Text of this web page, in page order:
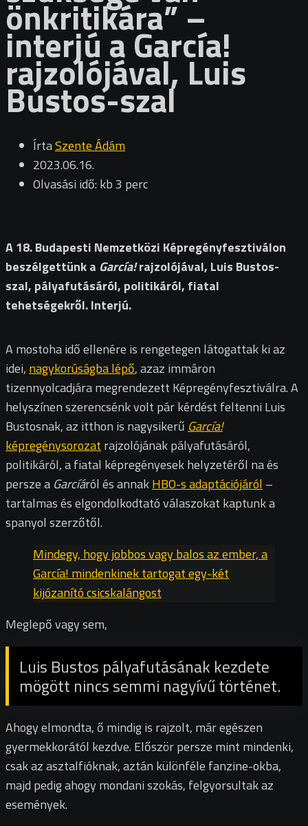
önkritikára” –
interjú a García!
rajzolójával, Luis
Bustos-szal
ÍrtaSzente Ádám
2023.06.16.
Olvasási idő: kb 3 perc
A 18. Budapesti Nemzetközi Képregényfesztiválon
beszélgettünk a García!rajzolójával, Luis Bustos-
szal, pályafutásáról, politikáról, fiatal
tehetségekről. Interjú.
A mostoha idő ellenére is rengetegen látogattak ki az
idei, nagykorúságba lépő, azaz immáron
tizennyolcadjára megrendezett Képregényfesztiválra. A
helyszínen szerencsénk volt pár kérdést feltenni Luis
Bustosnak, az itthon is nagysikerű García!
képregénysorozat rajzolójának pályafutásáról,
politikáról, a fiatal képregényesek helyzetéről na és
persze a Garcíáról és annakHBO-s adaptációjáról –
tartalmas és elgondolkodtató válaszokat kaptunk a
spanyol szerzőtől.
Mindegy, hogy jobbos vagy balos az ember, a
García! mindenkinek tartogat egy-két
kijózanító csicskalángost
Meglepő vagy sem,
Luis Bustos pályafutásának kezdete
mögött nincs semmi nagyívű történet.
Ahogy elmondta, ő mindig is rajzolt, már egészen
gyermekkorától kezdve. Először persze mint mindenki,
csak az asztalfióknak, aztán különféle fanzine-okba,
majd pedig ahogy mondani szokás, felgyorsultak az
események.